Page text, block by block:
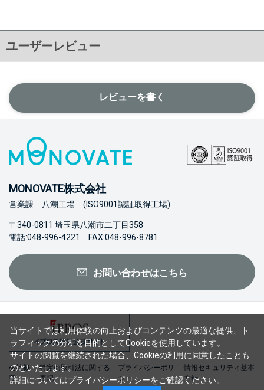
ユーザーレビュー
レビューを書く
MONOVATE株式会社
営業課 八潮工場 (ISO9001認証取得工場)
〒340-0811 埼玉県八潮市二丁目358
電話:048-996-4221 FAX:048-996-8781
お問い合わせはこちら
会社概
要
特定商取引法に関する
表記
プライバシーポリ
シー
情報セキュリティ基本
方針
当サイトでは利用体験の向上およびコンテンツの最適な提供、ト
ラフィックの分析を目的としてCookieを使用しています。
サイトの閲覧を継続された場合、Cookieの利用に同意したことも
のといたします。
詳細についてはプライバシーポリシーをご確認ください。